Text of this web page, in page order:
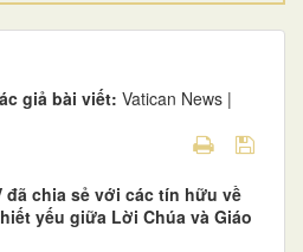
giả bài viết: Vatican News |
đã chia sẻ với các tín hữu về
yếu giữa Lời Chúa và Giáo